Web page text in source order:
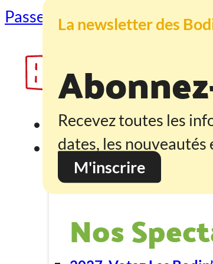
Passer au contenu principal
Accueil
Programmation
Nos
La newsletter des
Recevez toutes les
dates, les nouveautés
M'inscrire